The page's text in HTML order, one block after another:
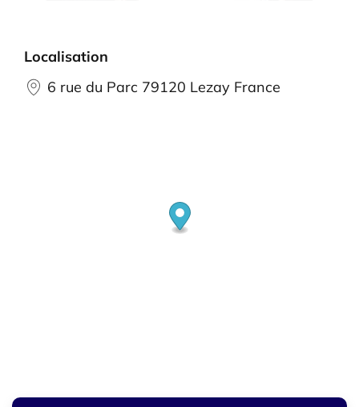
Localisation
6 rue du Parc 79120 Lezay France